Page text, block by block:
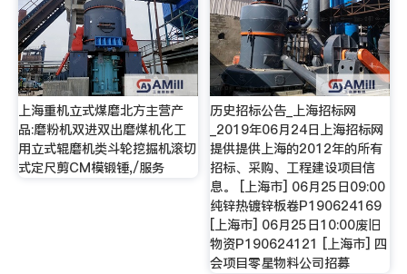
上海重机立式煤磨北方主营产
品:磨粉机双进双出磨煤机化工
用立式辊磨机类斗轮挖掘机滚切
式定尺剪CM模锻锤,/服务
历史招标公告_上海招标网
_2019年06月24日上海招标网
提供提供上海的2012年的所有
招标、采购、工程建设项目信
息。 [上海市] 06月25日09:00
纯锌热镀锌板卷P190624169
[上海市] 06月25日10:00废旧
物资P190624121 [上海市] 四
会项目零星物料公司招募